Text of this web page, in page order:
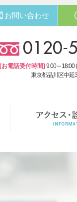
お問い合わせ
0120-
[お電話受付時間] 9:00～18:00
東京都品川区中延